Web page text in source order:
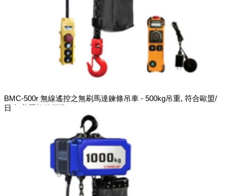
BMC-500r 無線遙控之無刷馬達鍊條吊車 - 500kg吊重, 符合歐盟/
日本/美國規範標準